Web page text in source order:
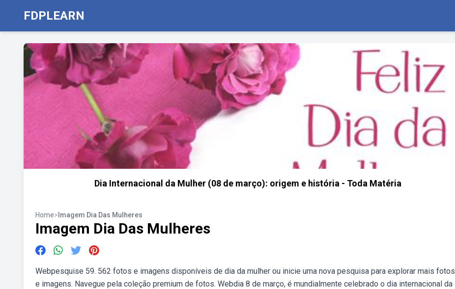
FDPLEARN
Dia Internacional da Mulher (08 de março): origem e história - Toda Matéria
Home> Imagem Dia Das Mulheres
Imagem Dia Das Mulheres
Webpesquise 59. 562 fotos e imagens disponíveis de dia da mulher ou inicie uma nova pesquisa para explorar mais fotos
e imagens. Navegue pela coleção premium de fotos. Webdia 8 de março, é mundialmente celebrado o dia internacional da